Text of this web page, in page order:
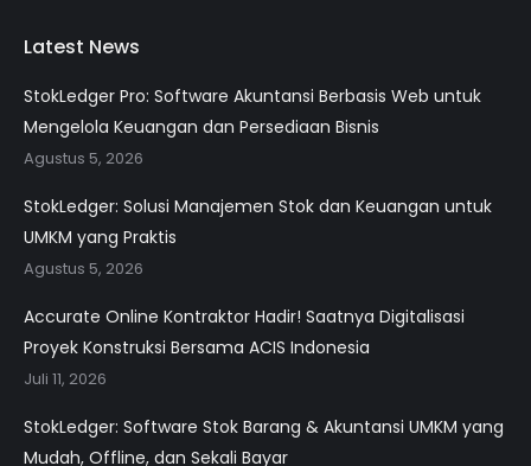
Latest News
StokLedger Pro: Software Akuntansi Berbasis Web untuk
Mengelola Keuangan dan Persediaan Bisnis
Agustus 5, 2026
StokLedger: Solusi Manajemen Stok dan Keuangan untuk
UMKM yang Praktis
Agustus 5, 2026
Accurate Online Kontraktor Hadir! Saatnya Digitalisasi
Proyek Konstruksi Bersama ACIS Indonesia
Juli 11, 2026
StokLedger: Software Stok Barang & Akuntansi UMKM yang
Mudah, Offline, dan Sekali Bayar